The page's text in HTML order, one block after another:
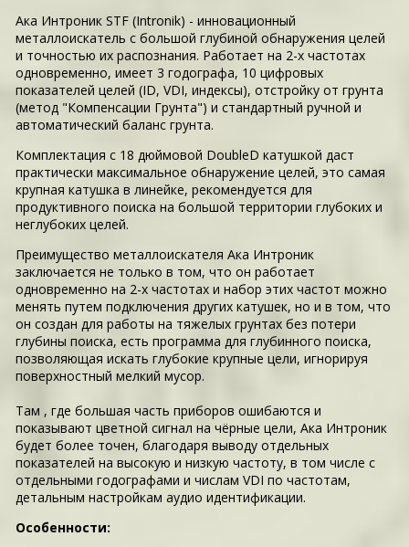
Ака Интроник STF (Intronik) - инновационный
металлоискатель с большой глубиной обнаружения целей
и точностью их распознания. Работает на 2-х частотах
одновременно, имеет 3 годографа, 10 цифровых
показателей целей (ID, VDI, индексы), отстройку от грунта
(метод "Компенсации Грунта") и стандартный ручной и
автоматический баланс грунта.
Комплектация с 18 дюймовой DoubleD катушкой даст
практически максимальное обнаружение целей, это самая
крупная катушка в линейке, рекомендуется для
продуктивного поиска на большой территории глубоких и
неглубоких целей.
Преимущество металлоискателя Ака Интроник
заключается не только в том, что он работает
одновременно на 2-х частотах и набор этих частот можно
менять путем подключения других катушек, но и в том, что
он создан для работы на тяжелых грунтах без потери
глубины поиска, есть программа для глубинного поиска,
позволяющая искать глубокие крупные цели, игнорируя
поверхностный мелкий мусор.
Там , где большая часть приборов ошибаются и
показывают цветной сигнал на чёрные цели, Ака Интроник
будет более точен, благодаря выводу отдельных
показателей на высокую и низкую частоту, в том числе с
отдельными годографами и числам VDI по частотам,
детальным настройкам аудио идентификации.
Особенности: